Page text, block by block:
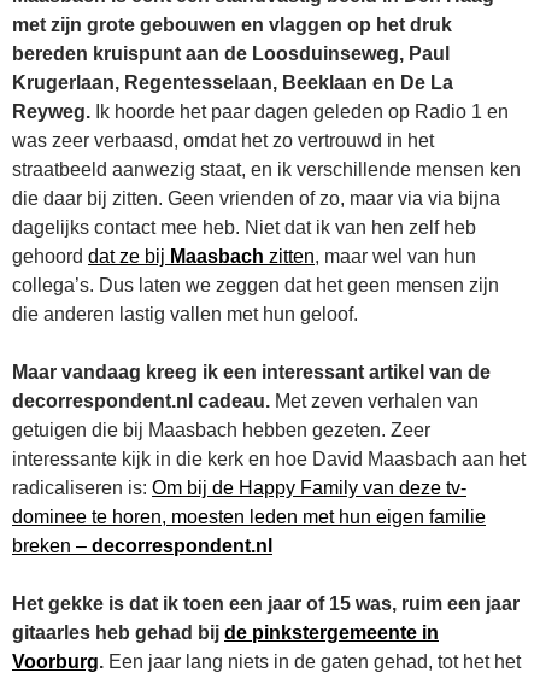
met zijn grote gebouwen en vlaggen op het druk
bereden kruispunt aan de Loosduinseweg, Paul
Krugerlaan, Regentesselaan, Beeklaan en De La
Reyweg. Ik hoorde het paar dagen geleden op Radio 1 en
was zeer verbaasd, omdat het zo vertrouwd in het
straatbeeld aanwezig staat, en ik verschillende mensen ken
die daar bij zitten. Geen vrienden of zo, maar via via bijna
dagelijks contact mee heb. Niet dat ik van hen zelf heb
gehoord dat ze bij Maasbach zitten, maar wel van hun
collega’s. Dus laten we zeggen dat het geen mensen zijn
die anderen lastig vallen met hun geloof.
Maar vandaag kreeg ik een interessant artikel van de
decorrespondent.nl cadeau. Met zeven verhalen van
getuigen die bij Maasbach hebben gezeten. Zeer
interessante kijk in die kerk en hoe David Maasbach aan het
radicaliseren is: Om bij de Happy Family van deze tv-
dominee te horen, moesten leden met hun eigen familie
breken – decorrespondent.nl
Het gekke is dat ik toen een jaar of 15 was, ruim een jaar
gitaarles heb gehad bij de pinkstergemeente in
Voorburg. Een jaar lang niets in de gaten gehad, tot het het